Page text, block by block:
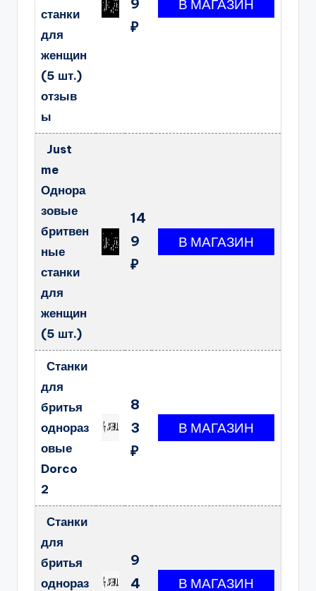
станки
для
женщин
(5 шт.)
отзыв
ы
₽
Just
me
Однора
зовые
бритвен
ные
станки
для
женщин
(5 шт.)
14
9
₽
Станки
для
бритья
однораз
овые
Dorco
2
8
3
₽
Станки
для
бритья
однораз
9
4